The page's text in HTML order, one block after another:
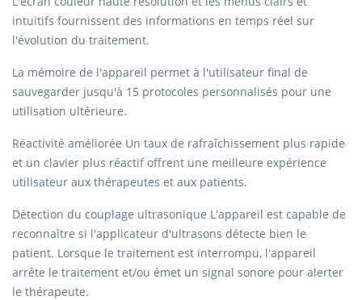
intuitifs fournissent des informations en temps réel sur
l'évolution du traitement.
La mémoire de l'appareil permet à l'utilisateur final de
sauvegarder jusqu'à 15 protocoles personnalisés pour une
utilisation ultérieure.
Réactivité améliorée Un taux de rafraîchissement plus rapide
et un clavier plus réactif offrent une meilleure expérience
utilisateur aux thérapeutes et aux patients.
Détection du couplage ultrasonique L'appareil est capable de
reconnaître si l'applicateur d'ultrasons détecte bien le
patient. Lorsque le traitement est interrompu, l'appareil
arrête le traitement et/ou émet un signal sonore pour alerter
le thérapeute.